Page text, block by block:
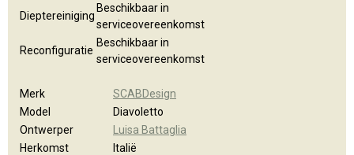
Dieptereiniging
Beschikbaar in
serviceovereenkomst
Reconfiguratie
Beschikbaar in
serviceovereenkomst
Merk
SCABDesign
Model
Diavoletto
Ontwerper
Luisa Battaglia
Herkomst
Italië